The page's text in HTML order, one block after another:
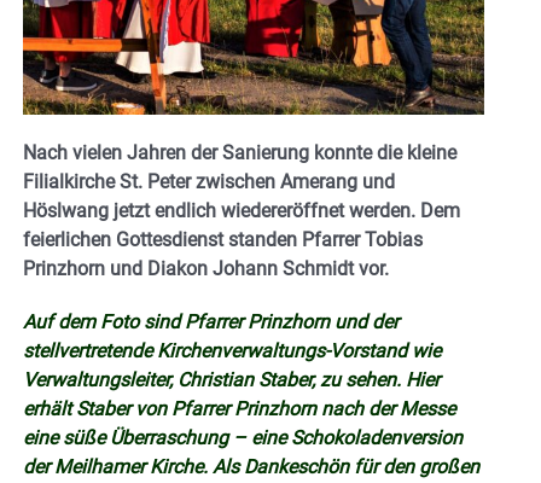
Nach vielen Jahren der Sanierung konnte die kleine
Filialkirche St. Peter zwischen Amerang und
Höslwang jetzt endlich wiedereröffnet werden. Dem
feierlichen Gottesdienst standen Pfarrer Tobias
Prinzhorn und Diakon Johann Schmidt vor.
Auf dem Foto sind Pfarrer Prinzhorn und der
stellvertretende Kirchenverwaltungs-Vorstand wie
Verwaltungsleiter, Christian Staber, zu sehen. Hier
erhält Staber von Pfarrer Prinzhorn nach der Messe
eine süße Überraschung – eine Schokoladenversion
der Meilhamer Kirche. Als Dankeschön für den großen